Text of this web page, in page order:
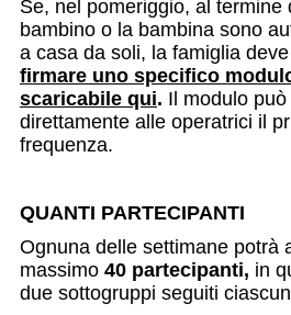
Se, nel pomeriggio, al termine
bambino o la bambina sono
a casa da soli, la famiglia deve
firmare uno specifico
scaricabile qui. Il modulo
direttamente alle operatrici il
frequenza.
QUANTI PARTECIPANTI
Ognuna delle settimane potrà
massimo 40 partecipanti, in
due sottogruppi seguiti